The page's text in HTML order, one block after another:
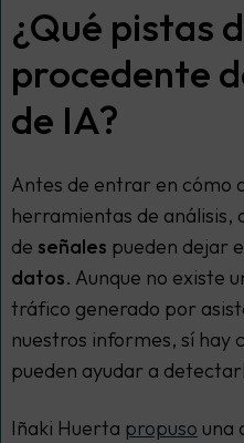
¿Qué pistas
procedente
de IA?
Antes de entrar en cómo
herramientas de análisis,
de señales pueden dejar
datos. Aunque no existe
tráfico generado por
nuestros informes, sí hay
pueden ayudar a
Iñaki Huerta propuso una